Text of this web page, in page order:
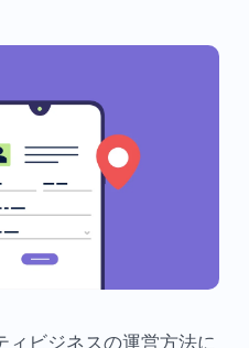
ィビジネスの運営方法に